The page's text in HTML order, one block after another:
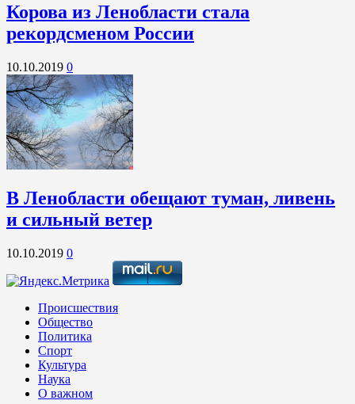
Корова из Ленобласти стала
рекордсменом России
10.10.2019 0
В Ленобласти обещают туман, ливень
и сильный ветер
10.10.2019 0
Происшествия
Общество
Политика
Спорт
Культура
Наука
О важном